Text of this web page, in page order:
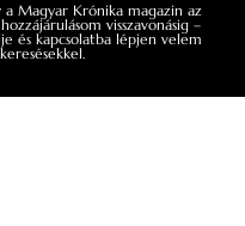
a Magyar Krónika magazin az
visszavonásig –
és kapcsolatba lépjen velem